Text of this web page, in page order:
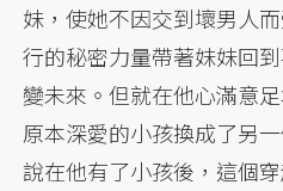
妹，使她不因交到壞男人
行的秘密力量帶著妹妹回
變未來。但就在他心滿意
原本深愛的小孩換成了另
說在他有了小孩後，這個